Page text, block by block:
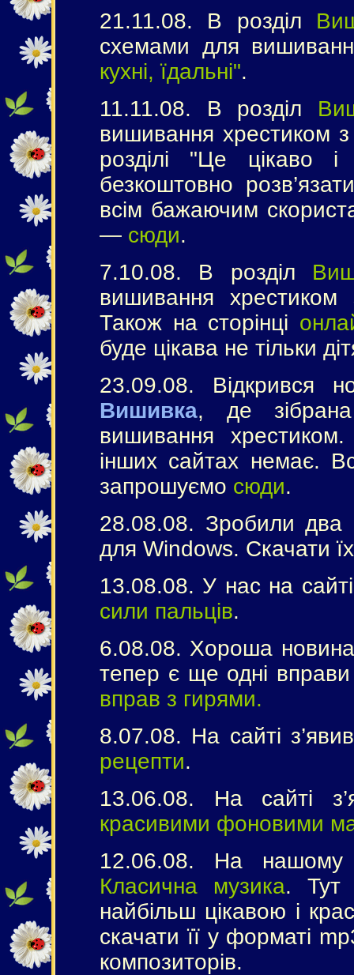
21.11.08. В розділ
схемами для
кухні, їдальні".
11.11.08. В розділ
вишивання хрестиком
розділі "Це цікаво
безкоштовно
всім бажаючим
— сюди.
7.10.08. В розділ
вишивання
Також на сторінці
буде цікава не тільки
23.09.08. Відкрився
Вишивка, де
вишивання
інших сайтах немає.
запрошуємо сюди.
28.08.08. Зробили два
для Windows. Скачати
13.08.08. У нас на
сили пальців.
6.08.08. Хороша новина
тепер є ще одні
вправ з гирями.
8.07.08. На сайті
рецепти.
13.06.08. На сайті
красивими фоновими
12.06.08. На нашому
Класична музика. Тут
найбільш цікавою і
скачати її у форматі
композиторів.